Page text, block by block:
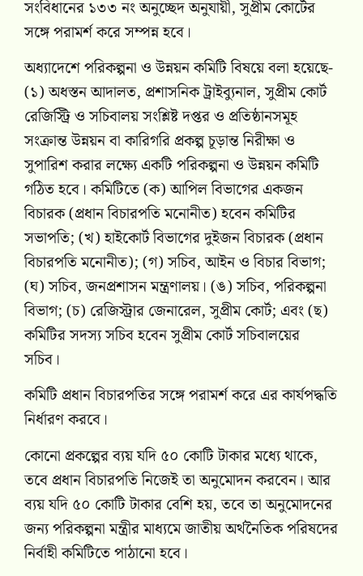
সংবিধানের ১৩৩ নং অনুচ্ছেদ অনুযায়ী, সুপ্রীম কোর্টের
সঙ্গে পরামর্শ করে সম্পন্ন হবে।
অধ্যাদেশে পরিকল্পনা ও উন্নয়ন কমিটি বিষয়ে বলা হয়েছে-
(১) অধস্তন আদালত, প্রশাসনিক ট্রাইব্যুনাল, সুপ্রীম কোর্ট
রেজিস্ট্রি ও সচিবালয় সংশ্লিষ্ট দপ্তর ও প্রতিষ্ঠানসমূহ
সংক্রান্ত উন্নয়ন বা কারিগরি প্রকল্প চূড়ান্ত নিরীক্ষা ও
সুপারিশ করার লক্ষ্যে একটি পরিকল্পনা ও উন্নয়ন কমিটি
গঠিত হবে। কমিটিতে (ক) আপিল বিভাগের একজন
বিচারক (প্রধান বিচারপতি মনোনীত) হবেন কমিটির
সভাপতি; (খ) হাইকোর্ট বিভাগের দুইজন বিচারক (প্রধান
বিচারপতি মনোনীত); (গ) সচিব, আইন ও বিচার বিভাগ;
(ঘ) সচিব, জনপ্রশাসন মন্ত্রণালয়। (ঙ) সচিব, পরিকল্পনা
বিভাগ; (চ) রেজিস্ট্রার জেনারেল, সুপ্রীম কোর্ট; এবং (ছ)
কমিটির সদস্য সচিব হবেন সুপ্রীম কোর্ট সচিবালয়ের
সচিব।
কমিটি প্রধান বিচারপতির সঙ্গে পরামর্শ করে এর কার্যপদ্ধতি
নির্ধারণ করবে।
কোনো প্রকল্পের ব্যয় যদি ৫০ কোটি টাকার মধ্যে থাকে,
তবে প্রধান বিচারপতি নিজেই তা অনুমোদন করবেন। আর
ব্যয় যদি ৫০ কোটি টাকার বেশি হয়, তবে তা অনুমোদনের
জন্য পরিকল্পনা মন্ত্রীর মাধ্যমে জাতীয় অর্থনৈতিক পরিষদের
নির্বাহী কমিটিতে পাঠানো হবে।